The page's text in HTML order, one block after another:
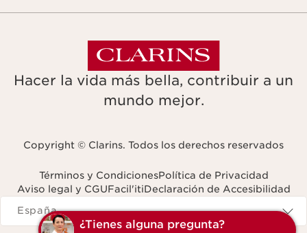
¿Tienes alguna pregunta?
Hacer la vida más bella, contribuir a un
mundo mejor.
Copyright © Clarins. Todos los derechos reservados
Términos y CondicionesPolítica de Privacidad
Aviso legal y CGUFacil'itiDeclaración de Accesibilidad
Navigates to
España